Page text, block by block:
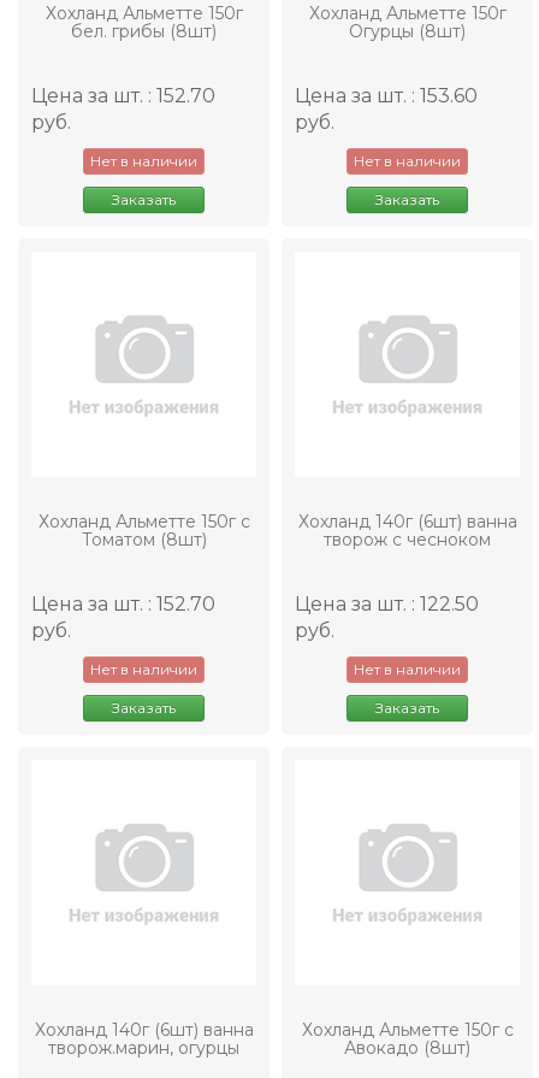
Хохланд Альметте 150г
бел. грибы (8шт)
Цена за шт. : 152.70
руб.
Нет в наличии
Заказать
Хохланд Альметте 150г
Огурцы (8шт)
Цена за шт. : 153.60
руб.
Нет в наличии
Заказать
Хохланд Альметте 150г с
Томатом (8шт)
Цена за шт. : 152.70
руб.
Нет в наличии
Заказать
Хохланд 140г (6шт) ванна
творож с чесноком
Цена за шт. : 122.50
руб.
Нет в наличии
Заказать
Хохланд 140г (6шт) ванна
творож.марин, огурцы
Хохланд Альметте 150г с
Авокадо (8шт)